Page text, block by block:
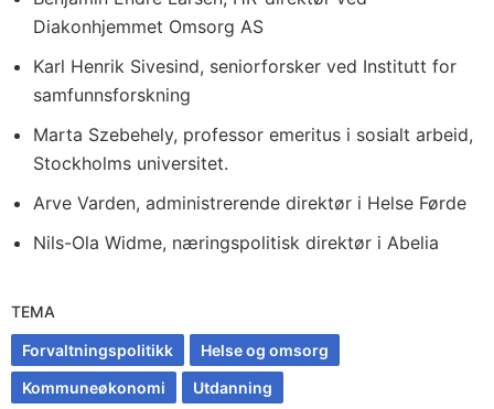
Diakonhjemmet Omsorg AS
Karl Henrik Sivesind, seniorforsker ved Institutt for
samfunnsforskning
Marta Szebehely, professor emeritus i sosialt arbeid,
Stockholms universitet.
Arve Varden, administrerende direktør i Helse Førde
Nils-Ola Widme, næringspolitisk direktør i Abelia
TEMA
Forvaltningspolitikk
Helse og omsorg
Kommuneøkonomi
Utdanning